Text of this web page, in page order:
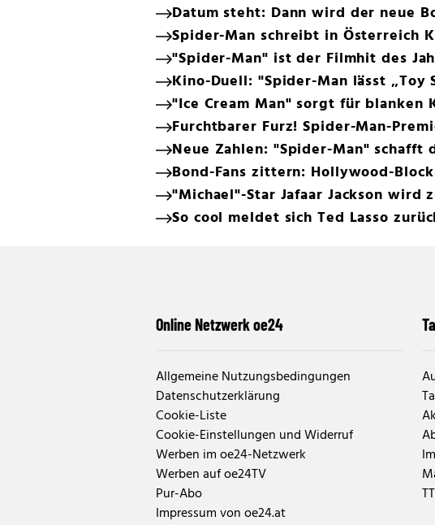
Datum steht: Dann wird der neue
Spider-Man schreibt in Österreich
"Spider-Man" ist der Filmhit des
Kino-Duell: "Spider-Man lässt
"Ice Cream Man" sorgt für blanken
Furchtbarer Furz! Spider-Man-
Neue Zahlen: "Spider-Man" schafft
Bond-Fans zittern: Hollywood-
"Michael"-Star Jafaar Jackson wird
So cool meldet sich Ted Lasso
Online Netzwerk oe24
Allgemeine Nutzungsbedingungen
Datenschutzerklärung
Cookie-Liste
Cookie-Einstellungen und Widerruf
Werben im oe24-Netzwerk
Werben auf oe24TV
Pur-Abo
Impressum von oe24.at